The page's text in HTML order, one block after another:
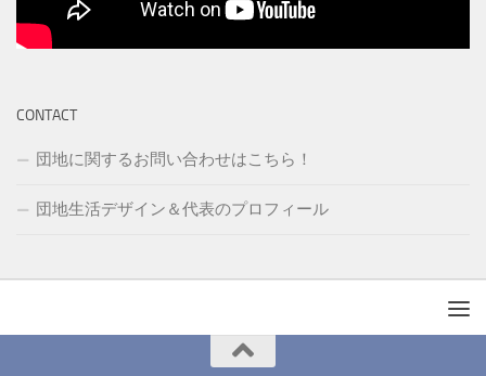
CONTACT
団地に関するお問い合わせはこちら！
団地生活デザイン＆代表のプロフィール